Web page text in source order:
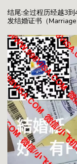
结尾:全过程历经越3
发结婚证书（